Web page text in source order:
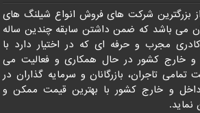
بزرگترین شرکت های فروش انواع شیلنگ های
می باشد که ضمن داشتن سابقه چندین ساله
مجرب و حرفه ای که در اختیار دارد با
و خارج کشور در حال همکاری و فعالیت می
تاجران، بازرگانان و سرمایه گذاران در
و خارج کشور با بهترین قیمت ممکن و
09121161360